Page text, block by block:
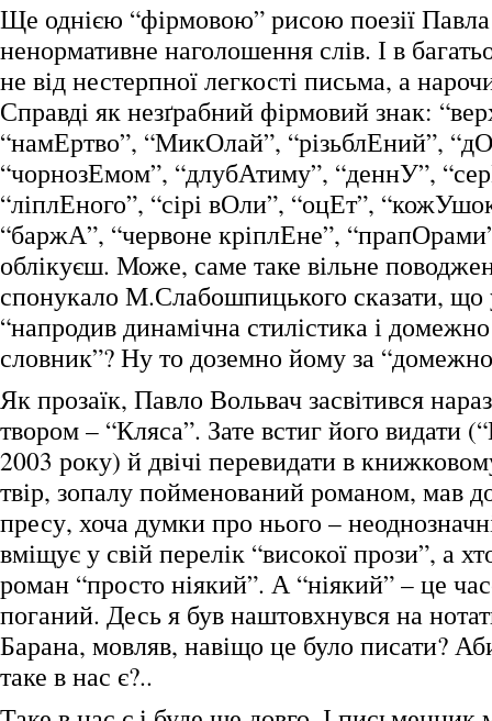
Ще однією “фірмовою” рисою поезії
ненормативне наголошення слів. І в
не від нестерпної легкості письма, а
Справді як незґрабний фірмовий знак:
“намЕртво”, “МикОлай”, “різьблЕний”,
“чорнозЕмом”, “длубАтиму”, “деннУ”,
“ліплЕного”, “сірі вОли”, “оцЕт”,
“баржА”, “червоне кріплЕне”,
облікуєш. Може, саме таке вільне
спонукало М.Слабошпицького сказати, що
“напродив динамічна стилістика і
словник”? Ну то доземно йому за
Як прозаїк, Павло Вольвач засвітився
твором – “Кляса”. Зате встиг його видати
2003 року) й двічі перевидати в
твір, зопалу пойменований романом, мав
пресу, хоча думки про нього –
вміщує у свій перелік “високої прози”, а
роман “просто ніякий”. А “ніякий” – це
поганий. Десь я був наштовхнувся на
Барана, мовляв, навіщо це було писати?
таке в нас є?..